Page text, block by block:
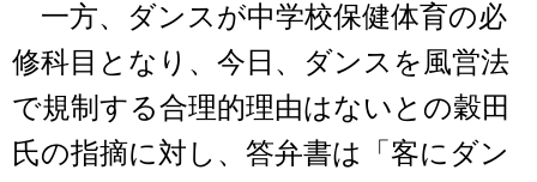
一方、ダンスが中学校保健体育の必
修科目となり、今日、ダンスを風営法
で規制する合理的理由はないとの穀田
氏の指摘に対し、答弁書は「客にダン